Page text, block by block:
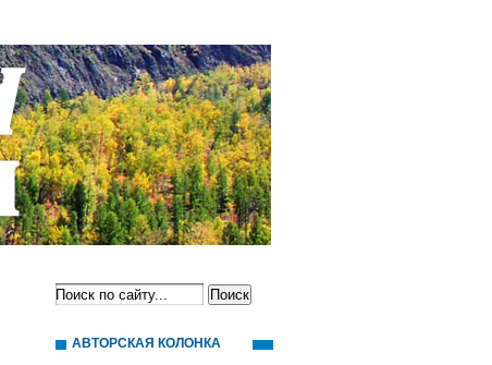
АВТОРСКАЯ КОЛОНКА